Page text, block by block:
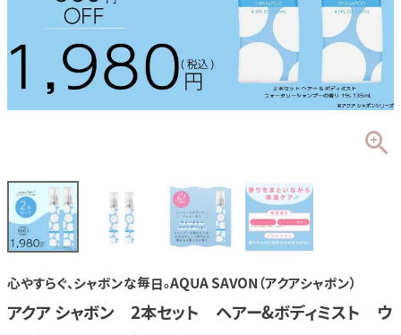
心やすらぐ、シャボンな毎日。AQUA SAVON（アクアシャボン）
アクア シャボン 2本セット ヘアー&ボディミスト ウ